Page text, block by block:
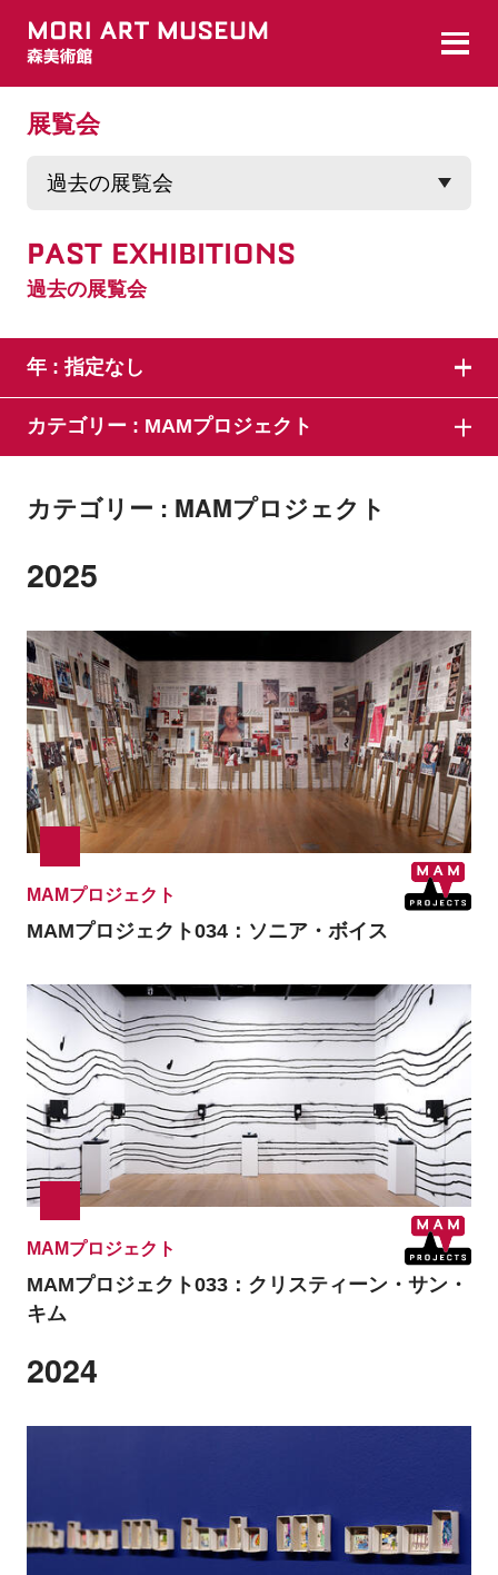
展覧会
PAST EXHIBITIONS
過去の展覧会
年 :指定なし
カテゴリー : MAMプロジェクト
カテゴリー : MAMプロジェクト
2025
MAMプロジェクト
MAMプロジェクト034： ソニア・ボイス
MAMプロジェクト
MAMプロジェクト033： クリスティーン・サン・
キム
2024